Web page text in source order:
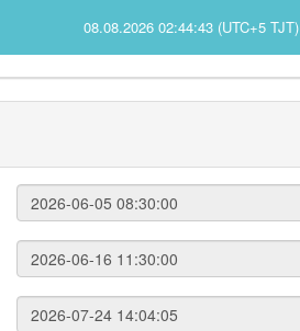
08.08.2026 02:44:43 (UTC+5 TJT)